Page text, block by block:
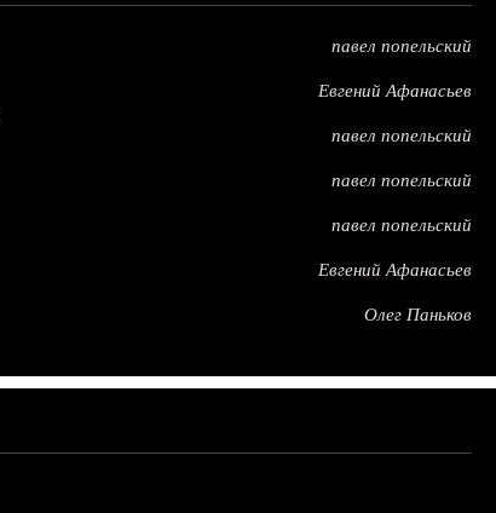
павел попельский
Евгений Афанасьев
павел попельский
павел попельский
павел попельский
Евгений Афанасьев
Олег Паньков